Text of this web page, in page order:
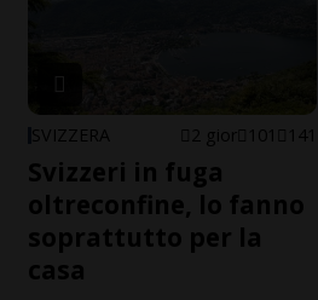
SVIZZERA 2 gior 101 141
Svizzeri in fuga
oltreconfine, lo fanno
soprattutto per la
casa